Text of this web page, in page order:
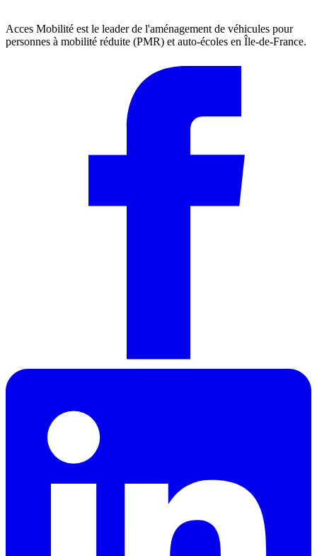
Acces Mobilité est le leader de l'aménagement de véhicules pour
personnes à mobilité réduite (PMR) et auto-écoles en Île-de-France.